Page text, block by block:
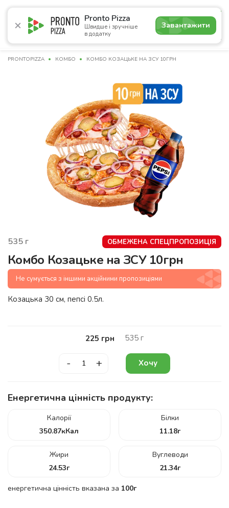
Pronto Pizza
Швидше і зручніше
в додатку
Завантажити
5.0
Акції Піца Суші Сети Бургери Комбо
PRONTOPIZZA КОМБО КОМБО КОЗАЦЬКЕ НА ЗСУ 10ГРН
535 г ОБМЕЖЕНА СПЕЦПРОПОЗИЦІЯ
Комбо Козацьке на ЗСУ 10грн
Не сумується з іншими акційними пропозиціями
Козацька 30 см, пепсі 0.5л.
225 грн 535 г
- + Хочу
Енергетична цінність продукту:
Калорії
350.87кКал
Білки
11.18г
Жири
24.53г
Вуглеводи
21.34г
енергетична цінність вказана за 100г